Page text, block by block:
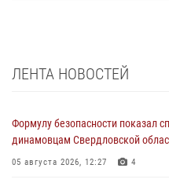
ЛЕНТА НОВОСТЕЙ
Формулу безопасности показал
динамовцам Свердловской
05 августа 2026, 12:27 4